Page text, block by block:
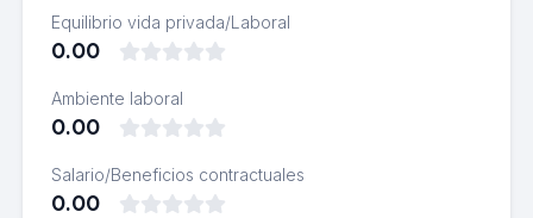
Equilibrio vida privada/Laboral
0.00
Ambiente laboral
0.00
Salario/Beneficios contractuales
0.00